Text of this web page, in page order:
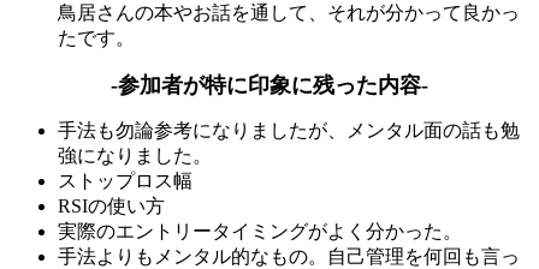
鳥居さんの本やお話を通して、それが分かって良かっ
たです。
-参加者が特に印象に残った内容-
手法も勿論参考になりましたが、メンタル面の話も勉
強になりました。
ストップロス幅
RSIの使い方
実際のエントリータイミングがよく分かった。
手法よりもメンタル的なもの。自己管理を何回も言っ